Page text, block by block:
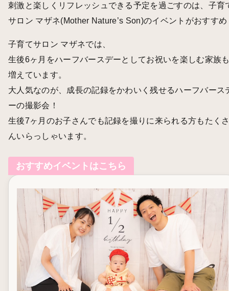
刺激と楽しくリフレッシュできる予定を過ごすのは、子育
サロン マザネ(Mother Nature’s Son)のイベントがおすすめ
子育てサロン マザネでは、
生後6ヶ月をハーフバースデーとしてお祝いを楽しむ家族
増えています。
大人気なのが、成長の記録をかわいく残せるハーフバース
ーの撮影会！
生後7ヶ月のお子さんでも記録を撮りに来られる方もたく
んいらっしゃいます。
おすすめイベントはこちら